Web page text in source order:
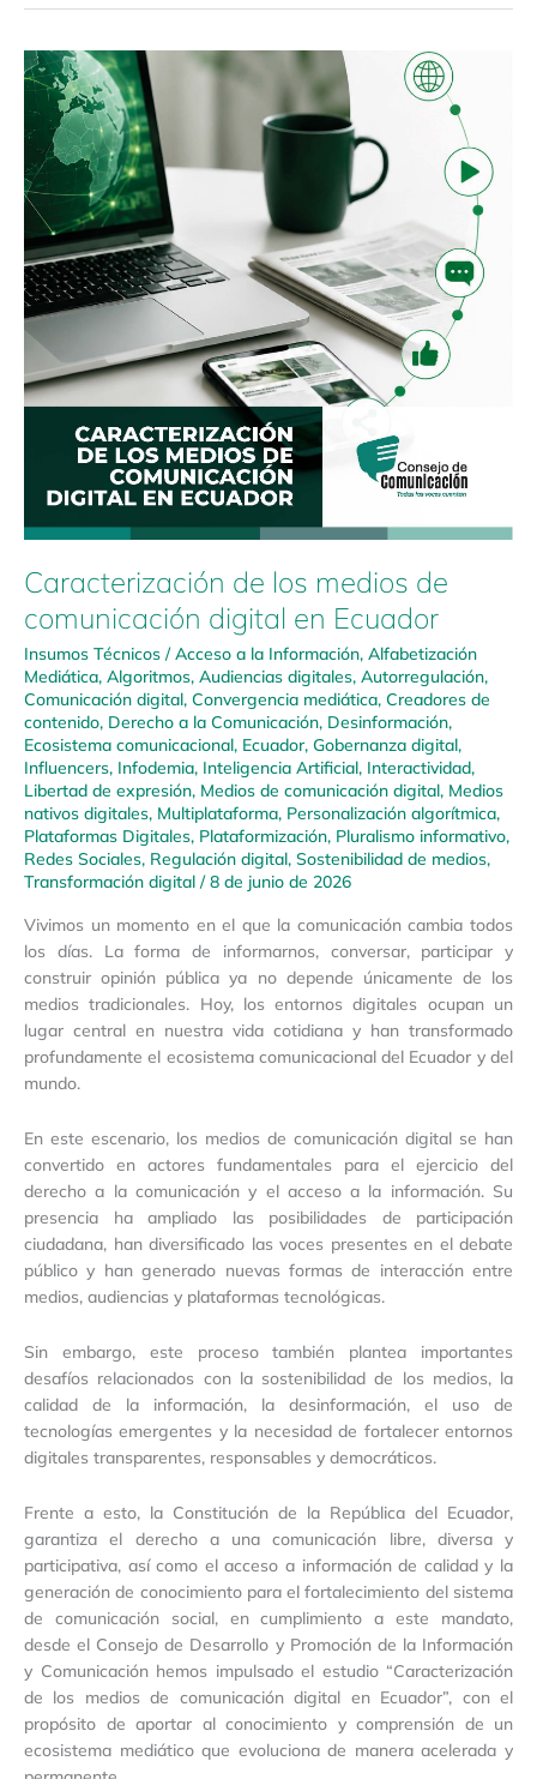
Caracterización de los medios de
comunicación digital en Ecuador
Insumos Técnicos /Acceso a la Información, Alfabetización
Mediática, Algoritmos, Audiencias digitales, Autorregulación,
Comunicación digital, Convergencia mediática, Creadores de
contenido, Derecho a la Comunicación, Desinformación,
Ecosistema comunicacional, Ecuador, Gobernanza digital,
Influencers, Infodemia, Inteligencia Artificial, Interactividad,
Libertad de expresión, Medios de comunicación digital, Medios
nativos digitales, Multiplataforma, Personalización algorítmica,
Plataformas Digitales, Plataformización, Pluralismo informativo,
Redes Sociales, Regulación digital, Sostenibilidad de medios,
Transformación digital /8 de junio de 2026
Vivimos un momento en el que la comunicación cambia todos
los días. La forma de informarnos, conversar, participar y
construir opinión pública ya no depende únicamente de los
medios tradicionales. Hoy, los entornos digitales ocupan un
lugar central en nuestra vida cotidiana y han transformado
profundamente el ecosistema comunicacional del Ecuador y del
mundo.
En este escenario, los medios de comunicación digital se han
convertido en actores fundamentales para el ejercicio del
derecho a la comunicación y el acceso a la información. Su
presencia ha ampliado las posibilidades de participación
ciudadana, han diversificado las voces presentes en el debate
público y han generado nuevas formas de interacción entre
medios, audiencias y plataformas tecnológicas.
Sin embargo, este proceso también plantea importantes
desafíos relacionados con la sostenibilidad de los medios, la
calidad de la información, la desinformación, el uso de
tecnologías emergentes y la necesidad de fortalecer entornos
digitales transparentes, responsables y democráticos.
Frente a esto, la Constitución de la República del Ecuador,
garantiza el derecho a una comunicación libre, diversa y
participativa, así como el acceso a información de calidad y la
generación de conocimiento para el fortalecimiento del sistema
de comunicación social, en cumplimiento a este mandato,
desde el Consejo de Desarrollo y Promoción de la Información
y Comunicación hemos impulsado el estudio “Caracterización
de los medios de comunicación digital en Ecuador”, con el
propósito de aportar al conocimiento y comprensión de un
ecosistema mediático que evoluciona de manera acelerada y
Caracterización
de
los
medios
de
comunicación
digital
en
Ecuador